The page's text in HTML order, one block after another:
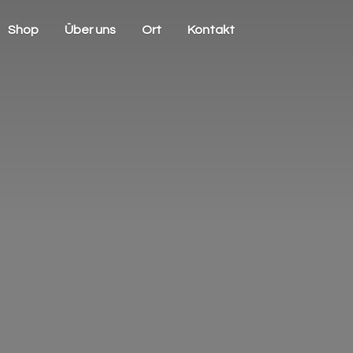
Shop Über uns Ort Kontakt